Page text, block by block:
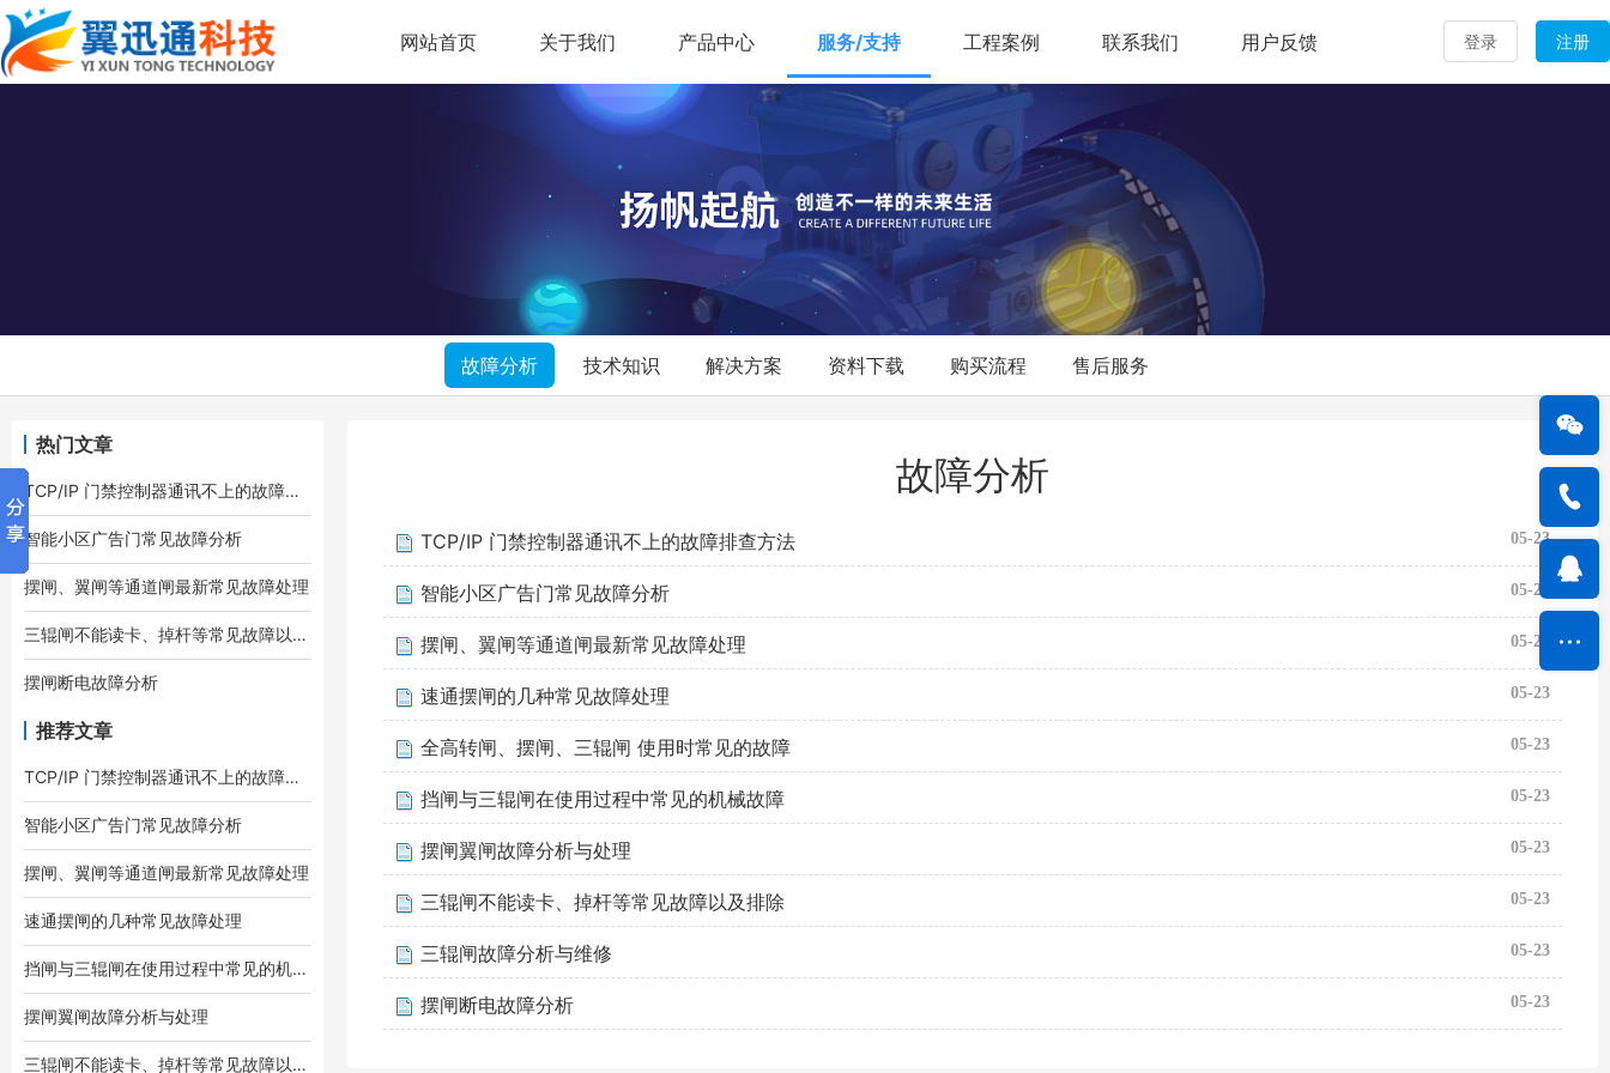
登录 注册
网站首页 关于我们 产品中心 服务/支持 工程案例 联系我们 用户反馈
故障分析 技术知识 解决方案 资料下载 购买流程 售后服务
热门文章
TCP/IP 门禁控制器通讯不上的故障排查方法
智能小区广告门常见故障分析
摆闸、翼闸等通道闸最新常见故障处理
三辊闸不能读卡、掉杆等常见故障以及排除
摆闸断电故障分析
推荐文章
TCP/IP 门禁控制器通讯不上的故障排查方法
智能小区广告门常见故障分析
摆闸、翼闸等通道闸最新常见故障处理
速通摆闸的几种常见故障处理
挡闸与三辊闸在使用过程中常见的机械故障
摆闸翼闸故障分析与处理
三辊闸不能读卡、掉杆等常见故障以及排除
故障分析
TCP/IP 门禁控制器通讯不上的故障排查方法 05-23
智能小区广告门常见故障分析 05-23
摆闸、翼闸等通道闸最新常见故障处理 05-23
速通摆闸的几种常见故障处理 05-23
全高转闸、摆闸、三辊闸 使用时常见的故障 05-23
挡闸与三辊闸在使用过程中常见的机械故障 05-23
摆闸翼闸故障分析与处理 05-23
三辊闸不能读卡、掉杆等常见故障以及排除 05-23
三辊闸故障分析与维修 05-23
摆闸断电故障分析 05-23